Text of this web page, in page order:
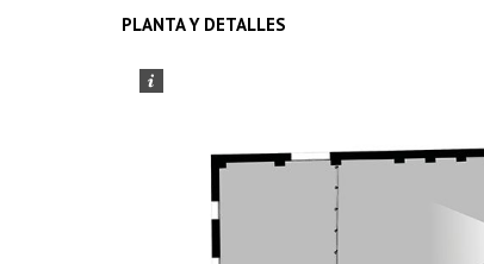
PLANTA Y DETALLES